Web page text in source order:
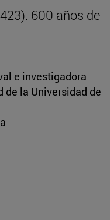
600 años de
e investigadora
de la Universidad de